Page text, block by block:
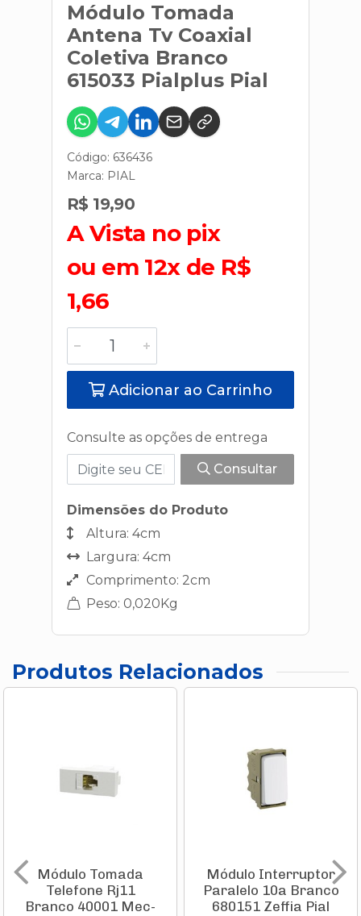
Módulo Tomada
Antena Tv Coaxial
Coletiva Branco
615033 Pialplus Pial
Código: 636436
Marca: PIAL
R$ 19,90
A Vista no pix
ou em 12x de R$
1,66
Adicionar ao Carrinho
Consulte as opções de entrega
Consultar
Dimensões do Produto
Altura: 4cm
Largura: 4cm
Comprimento: 2cm
Peso: 0,020Kg
Produtos Relacionados
Módulo Tomada
Telefone Rj11
Branco 40001 Mec-
Módulo Interruptor
Paralelo 10a Branco
680151 Zeffia Pial